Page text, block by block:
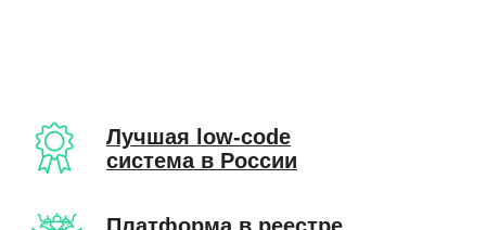
Платформа в реестре